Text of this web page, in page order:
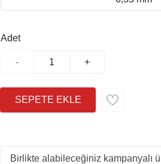
Adet
- +
Birlikte alabileceğiniz kampanyalı